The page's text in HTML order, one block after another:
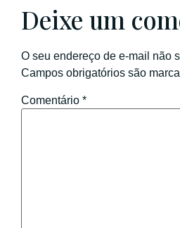
Deixe um
O seu endereço de e-mail não
Campos obrigatórios são
Comentário *